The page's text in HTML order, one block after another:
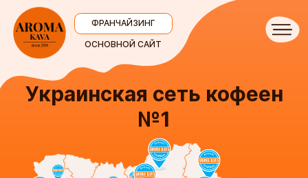
ФРАНЧАЙЗИНГ
ОСНОВНОЙ САЙТ
Украинская сеть кофеен
№1